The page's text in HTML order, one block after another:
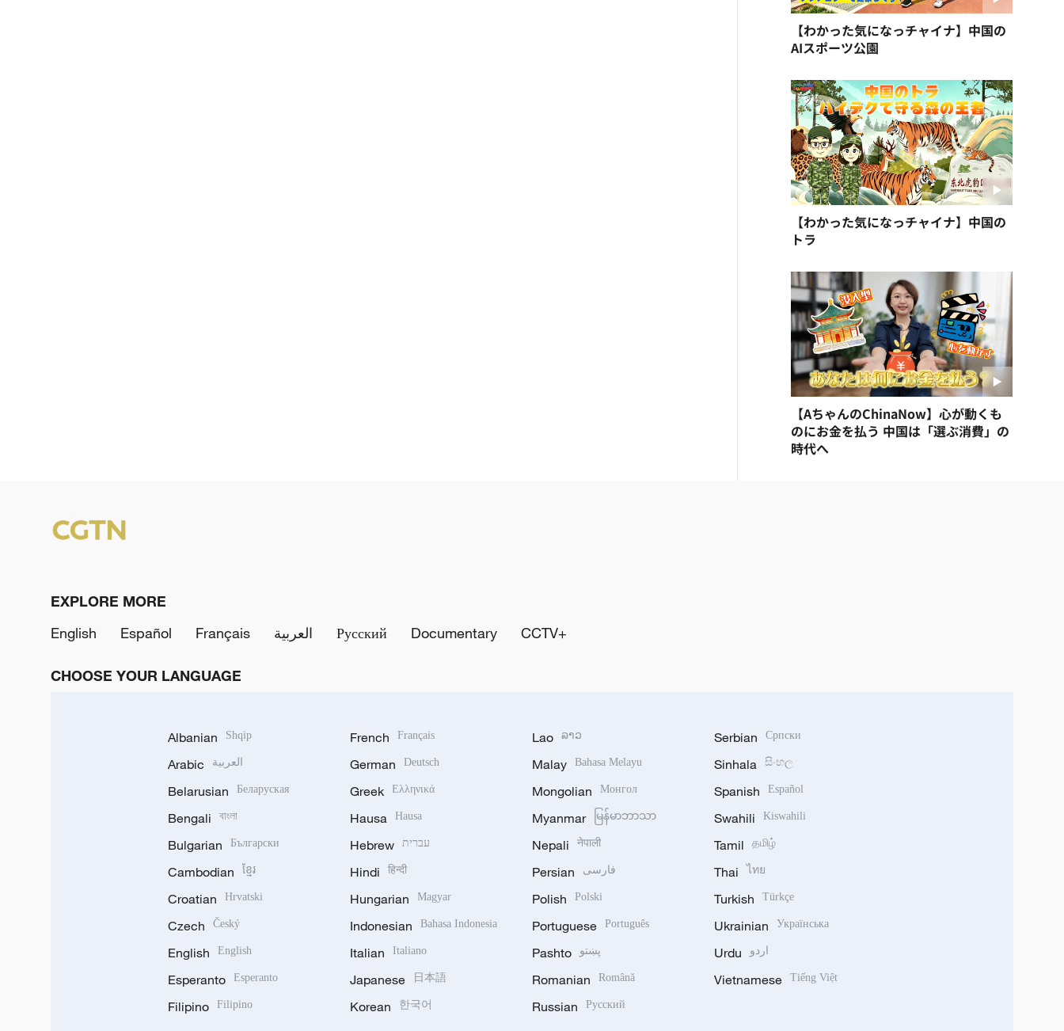
【わかった気になっチャイナ】中国の
AIスポーツ公園
【わかった気になっチャイナ】中国の
トラ
【AちゃんのChinaNow】心が動くも
のにお金を払う 中国は「選ぶ消費」の
時代へ
EXPLORE MORE
English
Español Français العربية Русский Documentary CCTV+
CHOOSE YOUR LANGUAGE
Albanian Shqip
Arabic العربية
Belarusian Беларуская
Bengali বাংলা
Bulgarian Български
Cambodian ខ្មែរ
Croatian Hrvatski
Czech Český
English English
Esperanto Esperanto
Filipino Filipino
French Français
German Deutsch
Greek Ελληνικά
Hausa Hausa
Hebrew עברית
Hindi हिन्दी
Hungarian Magyar
Indonesian Bahasa Indonesia
Italian Italiano
Japanese 日本語
Korean 한국어
Lao ລາວ
Malay Bahasa Melayu
Mongolian Монгол
Myanmar မြန်မာဘာသာ
Nepali नेपाली
Persian فارسی
Polish Polski
Portuguese Português
Pashto پښتو
Romanian Română
Russian Русский
Serbian Српски
Sinhala සිංහල
Spanish Español
Swahili Kiswahili
Tamil தமிழ்
Thai ไทย
Turkish Türkçe
Ukrainian Українська
Urdu اردو
Vietnamese Tiếng Việt